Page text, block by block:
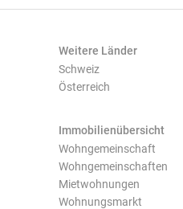
Weitere Länder
Schweiz
Österreich
Immobilienübersicht
Wohngemeinschaft
Wohngemeinschaften
Mietwohnungen
Wohnungsmarkt